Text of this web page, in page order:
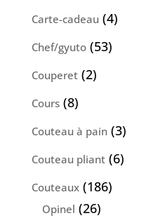
Carte-cadeau 44
Chef/gyuto 5353
Couperet 22
Cours 88
produits
Couteau à pain 33
produits
Couteau pliant 66
Couteaux 186186
Opinel 2626